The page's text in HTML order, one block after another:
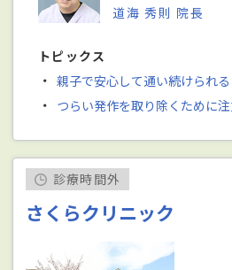
道海 秀則 院長
トピックス
・ 親子で安心して通い続けられ
・ つらい発作を取り除くために
診療時間外
さくらクリニック